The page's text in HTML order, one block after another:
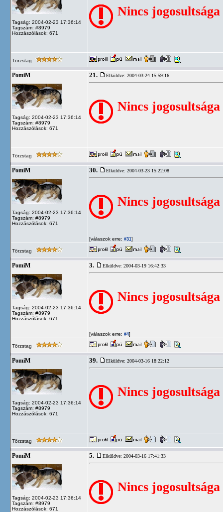
Tagság: 2004-02-23 17:36:14
Tagszám: #8979
Hozzászólások: 671
Nincs
Törzstag
PomiM
Tagság: 2004-02-23 17:36:14
Tagszám: #8979
Hozzászólások: 671
21. Elküldve: 2004-03-24 15:59:16
Nincs
Törzstag
PomiM
Tagság: 2004-02-23 17:36:14
Tagszám: #8979
Hozzászólások: 671
30. Elküldve: 2004-03-23 15:22:08
Nincs
[válaszok erre: #31]
Törzstag
PomiM
Tagság: 2004-02-23 17:36:14
Tagszám: #8979
Hozzászólások: 671
3. Elküldve: 2004-03-19 16:42:33
Nincs
[válaszok erre: #4]
Törzstag
PomiM
Tagság: 2004-02-23 17:36:14
Tagszám: #8979
Hozzászólások: 671
39. Elküldve: 2004-03-16 18:22:12
Nincs
Törzstag
PomiM
Tagság: 2004-02-23 17:36:14
Tagszám: #8979
Hozzászólások: 671
5. Elküldve: 2004-03-16 17:41:33
Nincs